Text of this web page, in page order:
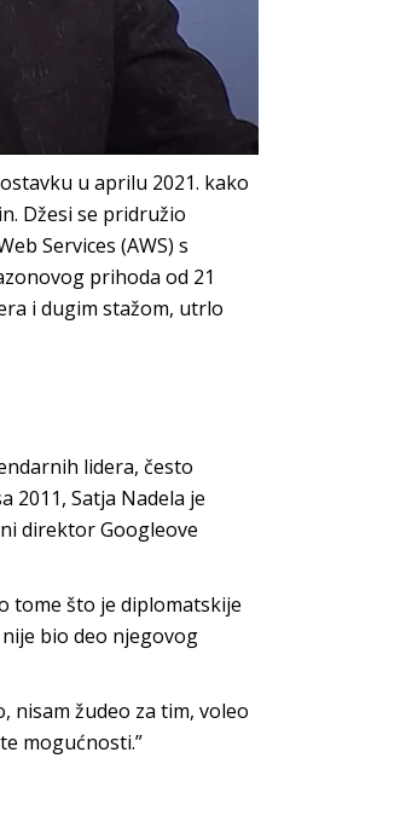
u aprilu 2021. kako
Džesi se pridružio
Services (AWS) s
prihoda od 21
i dugim stažom, utrlo
lidera, često
2011, Satja Nadela je
direktor Googleove
tome što je diplomatskije
bio deo njegovog
nisam žudeo za tim, voleo
mogućnosti.”